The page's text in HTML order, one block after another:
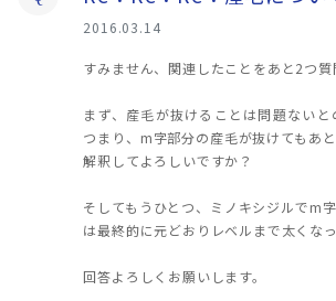
2016.03.14
すみません、関連したことをあと2つ質
まず、産毛が抜けることは問題ない
つまり、m字部分の産毛が抜けてもあ
解釈してよろしいですか？
そしてもうひとつ、ミノキシジルでm
は最終的に元どおりレベルまで太くな
回答よろしくお願いします。